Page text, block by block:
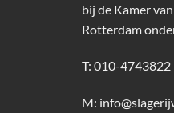
bij de Kamer
Rotterdam
T: 010-4743822
M: